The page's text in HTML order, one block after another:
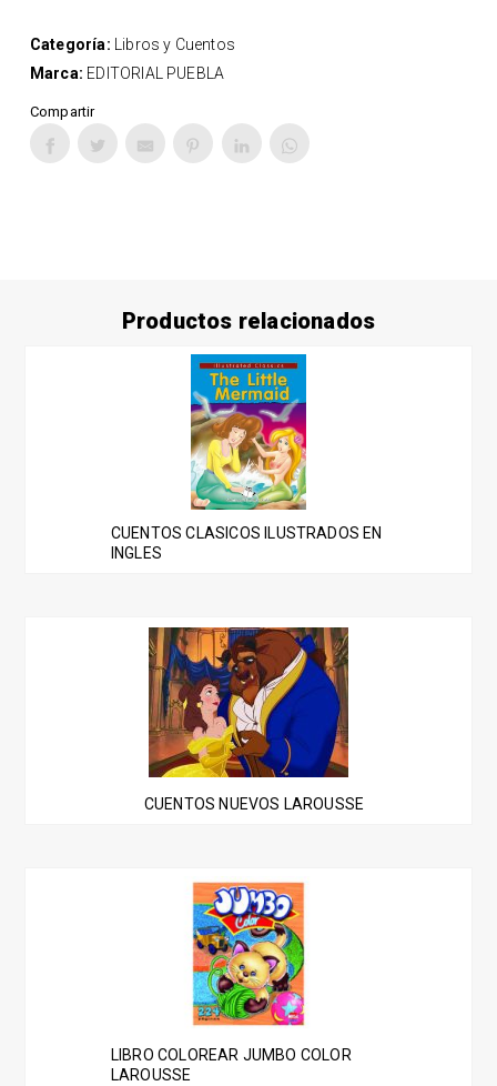
Categoría:
Libros y Cuentos
Marca: EDITORIAL PUEBLA
Compartir
Productos relacionados
CUENTOS CLASICOS ILUSTRADOS EN
INGLES
CUENTOS NUEVOS LAROUSSE
LIBRO COLOREAR JUMBO COLOR
LAROUSSE